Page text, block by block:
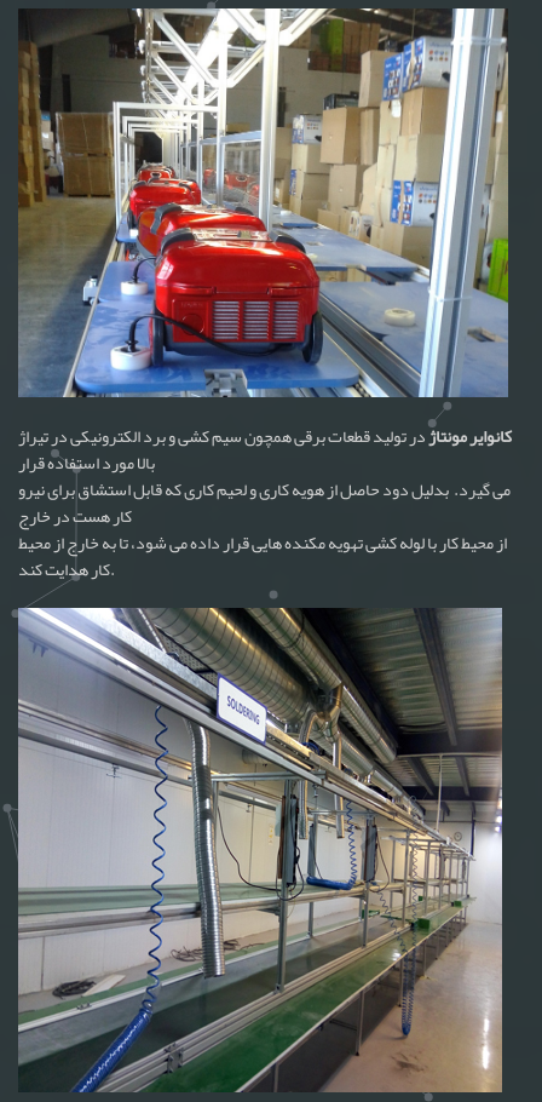
کانوایر مونتاژدر تولید قطعات برقی همچون سیم کشی و برد الکترونیکی در تیراژ
بالا مورد استفاده قرار
می گیرد. بدلیل دود حاصل از هویه کاری و لحیم کاری که قابل استشاق برای نیرو
کار هست در خارج
از محیط کار با لوله کشی تهویه مکنده هایی قرار داده می شود، تا به خارج از محیط
کار هدایت کند.